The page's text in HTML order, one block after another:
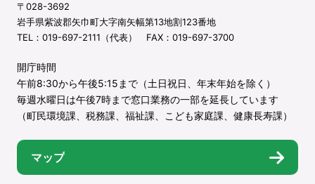
〒028-3692
岩手県紫波郡矢巾町大字南矢幅第13地割123番地
TEL：019-697-2111（代表） FAX：019-697-3700
開庁時間
午前8:30から午後5:15まで（土日祝日、年末年始を除く）
毎週水曜日は午後7時まで窓口業務の一部を延長しています
（町民環境課、税務課、福祉課、こども家庭課、健康長寿課）
マップ